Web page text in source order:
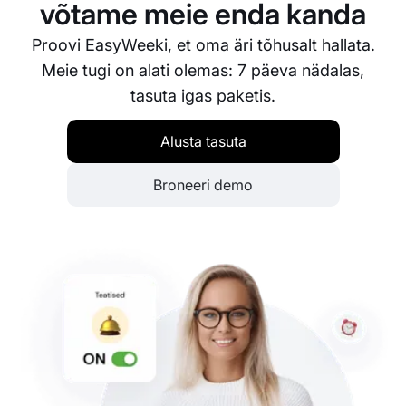
võtame meie enda kanda
Proovi EasyWeeki, et oma äri tõhusalt hallata.
Meie tugi on alati olemas: 7 päeva nädalas,
tasuta igas paketis.
Alusta tasuta
Broneeri demo